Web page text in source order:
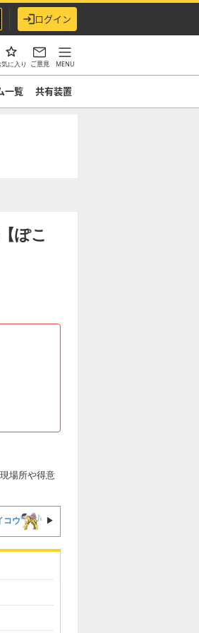
ログイン
気に入り ご意見 MENU
一覧 共有装置
ぽこ
場所や得意
コウ ▶︎